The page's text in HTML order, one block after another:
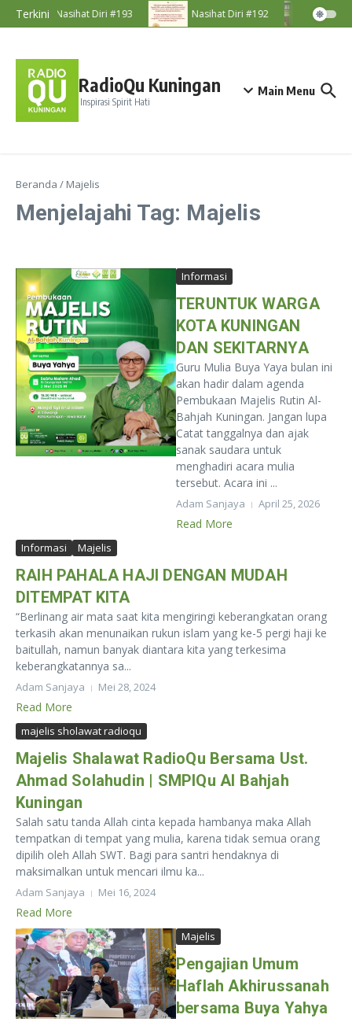
Lewati ke konten
Terkini Nasihat Diri #193 Nasihat Diri #192
RadioQu Kuningan
Inspirasi Spirit Hati
Main Menu
Beranda / Majelis
Menjelajahi Tag: Majelis
Informasi
TERUNTUK WARGA
KOTA KUNINGAN
DAN SEKITARNYA
Guru Mulia Buya Yaya bulan ini
akan hadir dalam agenda
Pembukaan Majelis Rutin Al-
Bahjah Kuningan. Jangan lupa
Catat tanggalnya dan ajak
sanak saudara untuk
menghadiri acara mulia
tersebut. Acara ini ...
Adam Sanjaya April 25, 2026
Read More
Informasi Majelis
RAIH PAHALA HAJI DENGAN MUDAH
DITEMPAT KITA
“Berlinang air mata saat kita mengiringi keberangkatan orang
terkasih akan menunaikan rukun islam yang ke-5 pergi haji ke
baitullah, namun banyak diantara kita yang terkesima
keberangkatannya sa...
Adam Sanjaya Mei 28, 2024
Read More
majelis sholawat radioqu
Majelis Shalawat RadioQu Bersama Ust.
Ahmad Solahudin | SMPIQu Al Bahjah
Kuningan
Salah satu tanda Allah cinta kepada hambanya maka Allah
tempatkan di tempat yang mulia, karena tidak semua orang
dipilih oleh Allah SWT. Bagi para santri hendaknya di
maksimalkan untuk mencari ilmu ka...
Adam Sanjaya Mei 16, 2024
Read More
Majelis
Pengajian Umum
Haflah Akhirussanah
bersama Buya Yahya